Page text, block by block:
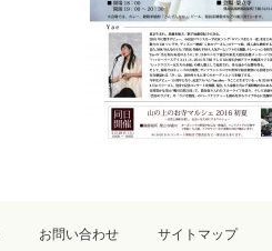
お問い合わせ サイトマップ